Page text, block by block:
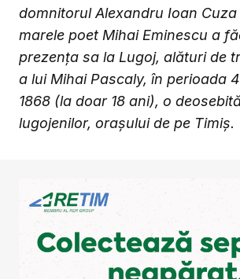
domnitorul Alexandru Ioan Cuza
marele poet Mihai Eminescu a
prezenţa sa la Lugoj, alături de
a lui Mihai Pascaly, în perioada
1868 (la doar 18 ani), o
lugojenilor, oraşului de pe Timiş.